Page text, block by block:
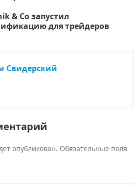
& Co запустил
для трейдеров
Свидерский
опубликован. Обязательные поля